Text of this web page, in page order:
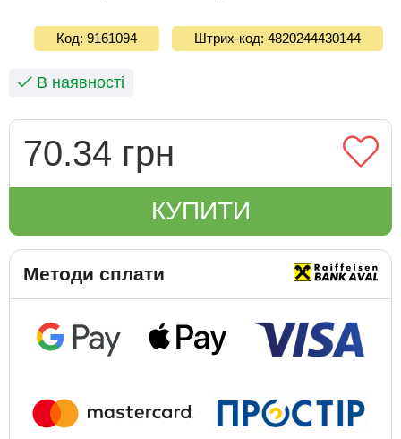
Код: 9161094 Штрих-код: 4820244430144
В наявності
70.34 грн
КУПИТИ
Методи сплати